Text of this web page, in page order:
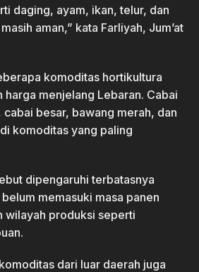
daging, ayam, ikan, telur, dan
aman,” kata Farliyah, Jum’at
komoditas hortikultura
harga menjelang Lebaran. Cabai
besar, bawang merah, dan
komoditas yang paling
dipengaruhi terbatasnya
memasuki masa panen
wilayah produksi seperti
dari luar daerah juga